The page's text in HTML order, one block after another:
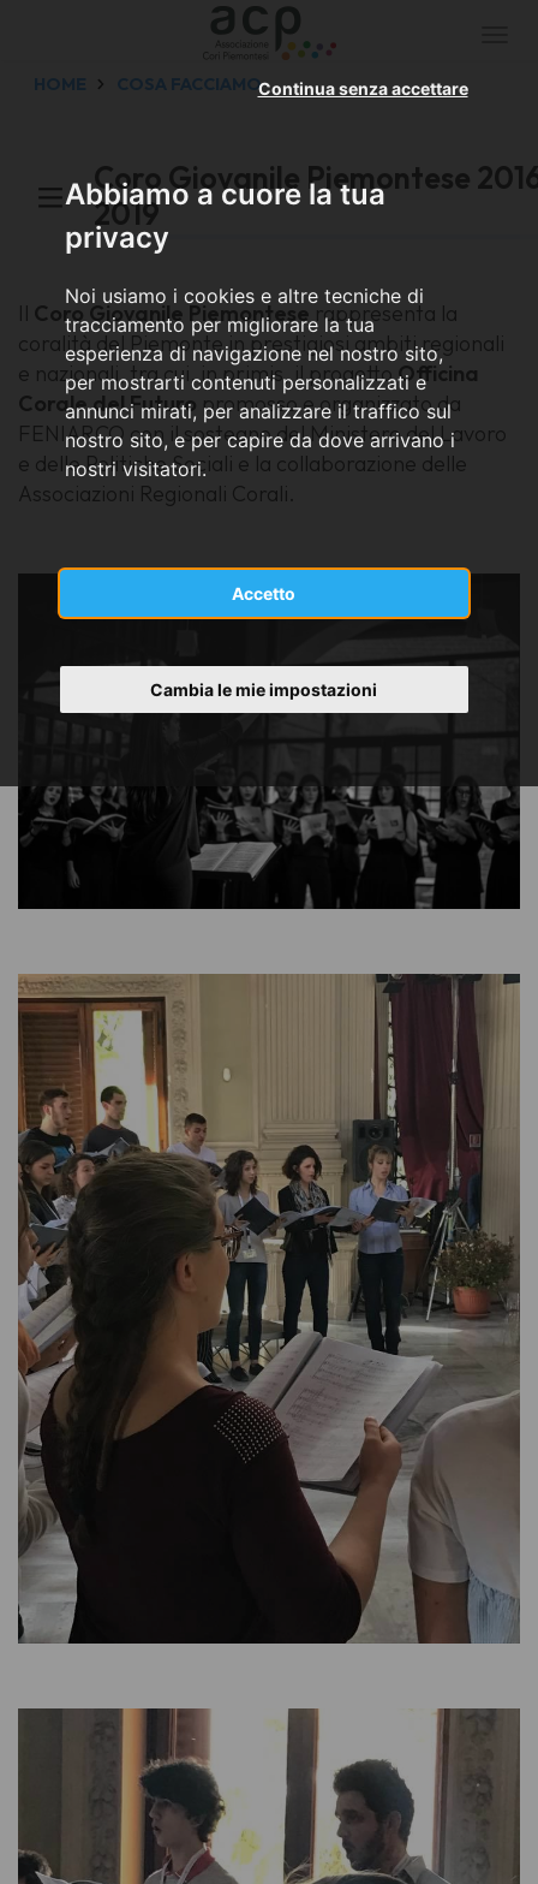
Abbiamo a cuore la tua
privacy
Noi usiamo i cookies e altre tecniche di
tracciamento per migliorare la tua
esperienza di navigazione nel nostro sito,
per mostrarti contenuti personalizzati e
annunci mirati, per analizzare il traffico sul
nostro sito, e per capire da dove arrivano i
nostri visitatori.
Accetto
Continua senza accettare
Cambia le mie impostazioni
HOME COSA FACCIAMO
Coro Giovanile Piemontese
2019
Il Coro Giovanile Piemontese rappresenta la
coralità del Piemonte in prestigiosi ambiti regionali
e nazionali, tra cui,in primis, il progettoOfficina
Corale del Futuro promosso e organizzato da
FENIARCO con il sostegno del Ministero del Lavoro
e delle Politiche Sociali e la collaborazione delle
Associazioni Regionali Corali.